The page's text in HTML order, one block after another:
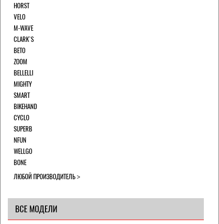
HORST
VELO
M-WAVE
CLARK`S
BETO
ZOOM
BELLELLI
MIGHTY
SMART
BIKEHAND
CYCLO
SUPERB
NFUN
WELLGO
BONE
ЛЮБОЙ ПРОИЗВОДИТЕЛЬ
ВСЕ МОДЕЛИ